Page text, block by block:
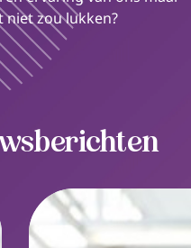
niet zou lukken?